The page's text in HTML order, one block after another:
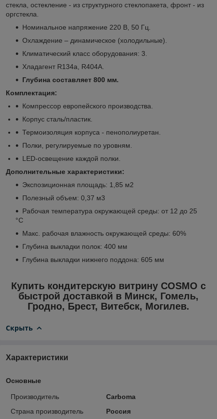
стекла, остекление - из структурного стеклопакета, фронт - из
оргстекла.
Номинальное напряжение 220 В, 50 Гц.
Охлаждение – динамическое (холодильные).
Климатический класс оборудования: 3.
Хладагент R134a, R404A.
Глубина составляет 800 мм.
Комплектация:
Компрессор европейского производства.
Корпус сталь/пластик.
Термоизоляция корпуса - пенополиуретан.
Полки, регулируемые по уровням.
LED-освещение каждой полки.
Дополнительные характеристики:
Экспозиционная площадь: 1,85 м2
Полезный объем: 0,37 м3
Рабочая температура окружающей среды: от 12 до 25
°С
Макс. рабочая влажность окружающей среды: 60%
Глубина выкладки полок: 400 мм
Глубина выкладки нижнего поддона: 605 мм
Купить кондитерскую витрину COSMO с
быстрой доставкой в Минск, Гомель,
Гродно, Брест, Витебск, Могилев.
Скрыть
Характеристики
Основные
Производитель
Carboma
Страна производитель
Россия